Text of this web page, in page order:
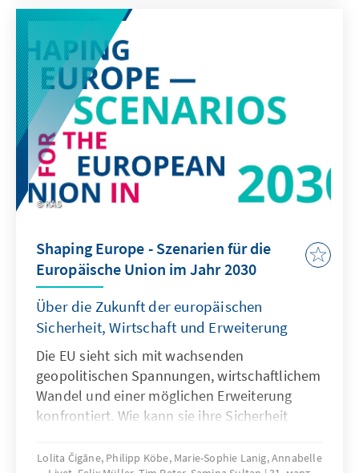
Petra Bahr und Prof. Dr. Stathis Kalyvas.
KAS
Shaping Europe - Szenarien für die
Europäische Union im Jahr 2030
Über die Zukunft der europäischen
Sicherheit, Wirtschaft und Erweiterung
Die EU sieht sich mit wachsenden
geopolitischen Spannungen, wirtschaftlichem
Wandel und einer möglichen Erweiterung
konfrontiert. Wie kann sie ihre Sicherheit
strategisch wachsen? Sechs
Lolita Čigāne, Philipp Köbe, Marie-Sophie Lanig, Annabelle